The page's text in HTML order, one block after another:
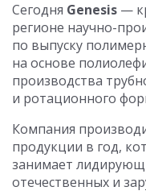
Сегодня Genesis —
регионе научно-
по выпуску
на основе
производства
и ротационного
Компания
продукции в год,
занимает
отечественных и